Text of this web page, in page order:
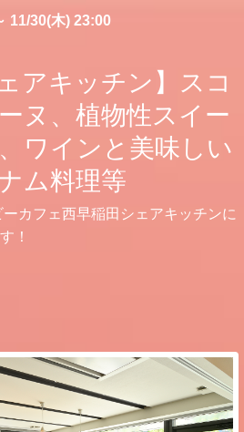
11/30(木) 23:00
アキッチン】スコ
ヌ、植物性スイー
ワインと美味しい
ム料理等
カフェ西早稲田シェアキッチンに
！